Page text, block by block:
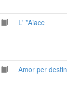
L' *Aiace
Amor per